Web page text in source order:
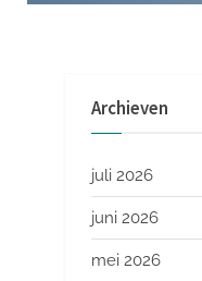
Archieven
juli 2026
juni 2026
mei 2026